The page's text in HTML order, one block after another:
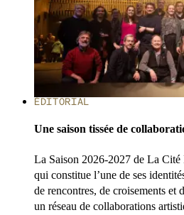
ÉDITORIAL
Une saison tissée de
La Saison 2026-2027 de La
qui constitue l’une de ses
de rencontres, de croisements et
un réseau de collaborations